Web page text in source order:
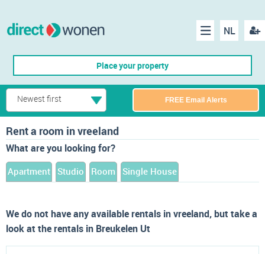
NL
Menu
Place your property
Newest first FREE Email Alerts
Rent a room in vreeland
What are you looking for?
Apartment Studio Room Single House
We do not have any available rentals in vreeland, but take a
look at the rentals in Breukelen Ut